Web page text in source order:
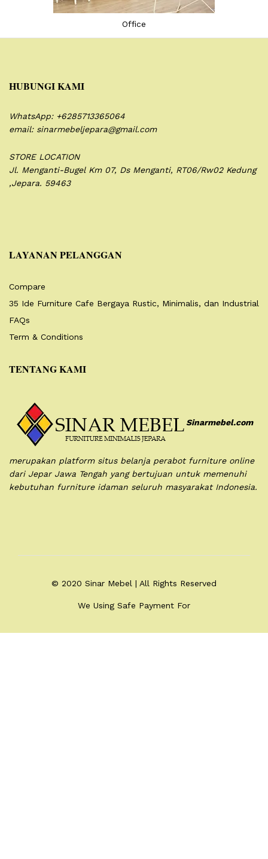
Office
HUBUNGI KAMI
WhatsApp: +6285713365064
email: sinarmebeljepara@gmail.com
STORE LOCATION
Jl. Menganti-Bugel Km 07, Ds Menganti, RT06/Rw02 Kedung
,Jepara. 59463
LAYANAN PELANGGAN
Compare
35 Ide Furniture Cafe Bergaya Rustic, Minimalis, dan Industrial
FAQs
Term & Conditions
TENTANG KAMI
Sinarmebel.com
merupakan platform situs belanja perabot furniture online
dari Jepar Jawa Tengah yang bertujuan untuk memenuhi
kebutuhan furniture idaman seluruh masyarakat Indonesia.
© 2020 Sinar Mebel | All Rights Reserved
We Using Safe Payment For